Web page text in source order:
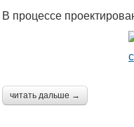
В процессе
читать дальше →